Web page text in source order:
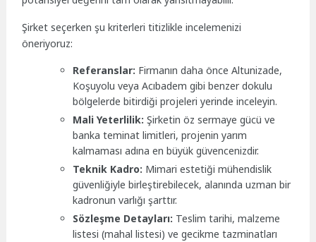
Şirket seçerken şu kriterleri titizlikle incelemenizi
öneriyoruz:
Referanslar: Firmanın daha önce Altunizade,
Koşuyolu veya Acıbadem gibi benzer dokulu
bölgelerde bitirdiği projeleri yerinde inceleyin.
Mali Yeterlilik: Şirketin öz sermaye gücü ve
banka teminat limitleri, projenin yarım
kalmaması adına en büyük güvencenizdir.
Teknik Kadro: Mimari estetiği mühendislik
güvenliğiyle birleştirebilecek, alanında uzman bir
kadronun varlığı şarttır.
Sözleşme Detayları: Teslim tarihi, malzeme
listesi (mahal listesi) ve gecikme tazminatları